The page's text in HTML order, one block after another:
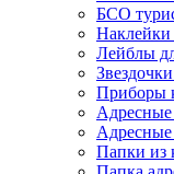
БСО
Лейблы
Приборы
Адресные
Папки из